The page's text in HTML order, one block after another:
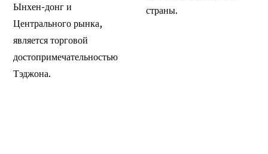
Ынхен-донг и
Центрального рынка,
является торговой
достопримечательностью
Тэджона.
страны.